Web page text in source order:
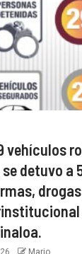
vehículos
detuvo a
Mario